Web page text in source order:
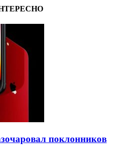
поклонников